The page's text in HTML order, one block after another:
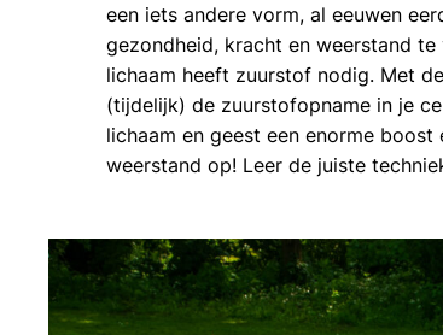
een iets andere vorm, al eeuwen
gezondheid, kracht en weerstand
lichaam heeft zuurstof nodig. Met
(tijdelijk) de zuurstofopname in je
lichaam en geest een enorme boost
weerstand op! Leer de juiste